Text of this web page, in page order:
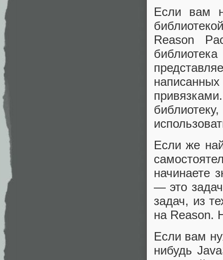
Если вам
Reason
Если же
начинаете
— это
задач, из
на Reason.
Если вам
нибудь